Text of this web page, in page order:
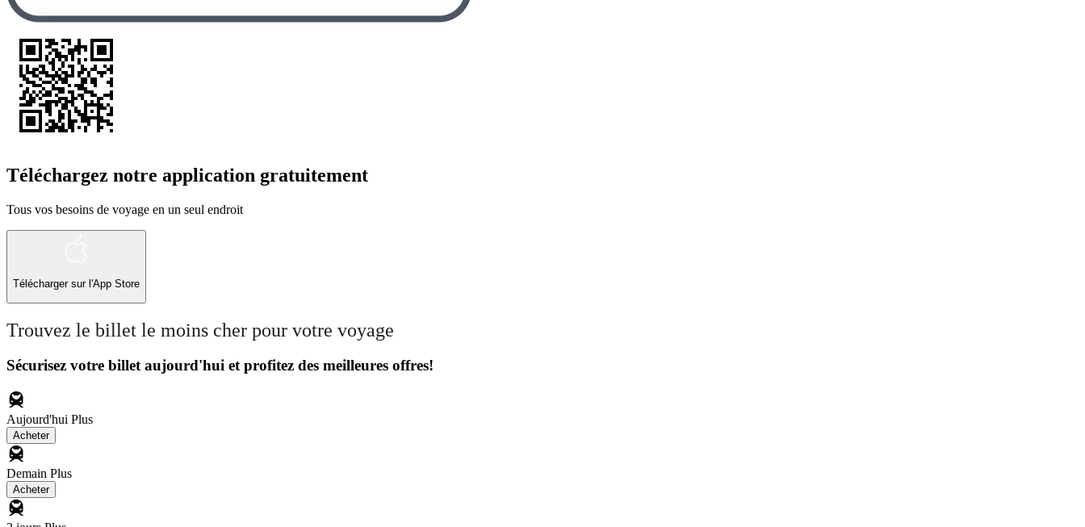
Téléchargez notre application gratuitement
Tous vos besoins de voyage en un seul endroit
Télécharger sur l'App Store
Trouvez le billet le moins cher pour votre voyage
Sécurisez votre billet aujourd'hui et profitez des meilleures offres!
Aujourd'hui Plus
Acheter
Demain Plus
Acheter